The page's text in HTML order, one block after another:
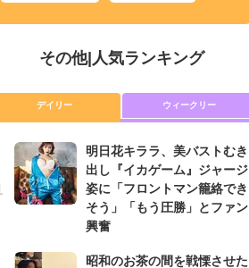
その他| 人気ランキング
デイリー ウィークリー
明日花キララ、美バストむき
出し『イカゲーム』ジャージ
姿に「フロントマン籠絡でき
そう」「もう圧勝」とファン
興奮
昭和のお茶の間を戦慄させた